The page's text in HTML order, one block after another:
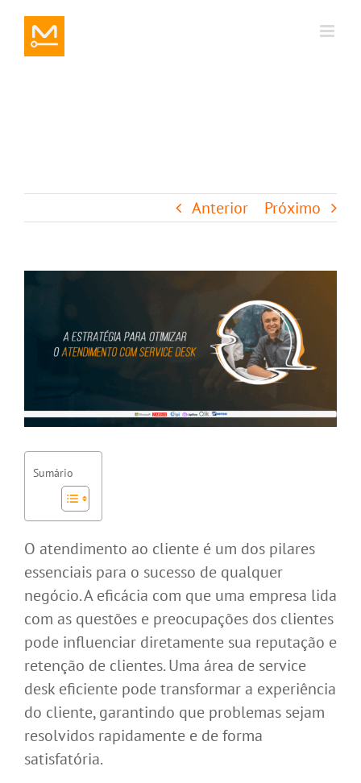
Anterior Próximo
Sumário
O atendimento ao cliente é um dos pilares
essenciais para o sucesso de qualquer
negócio. A eficácia com que uma empresa lida
com as questões e preocupações dos clientes
pode influenciar diretamente sua reputação e
retenção de clientes. Uma área de service
desk eficiente pode transformar a experiência
do cliente, garantindo que problemas sejam
resolvidos rapidamente e de forma
satisfatória.